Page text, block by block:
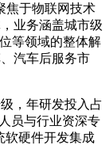
焦于物联网技术
业务涵盖城市级
等领域的整体解
汽车后服务市
，年研发投入占
员与行业资深专
软硬件开发集成